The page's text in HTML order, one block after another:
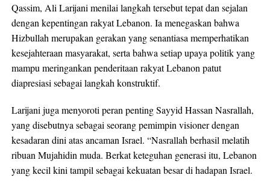
Qassim, Ali Larijani menilai langkah tersebut tepat dan sejalan
dengan kepentingan rakyat Lebanon. Ia menegaskan bahwa
Hizbullah merupakan gerakan yang senantiasa memperhatikan
kesejahteraan masyarakat, serta bahwa setiap upaya politik yang
mampu meringankan penderitaan rakyat Lebanon patut
diapresiasi sebagai langkah konstruktif.
Larijani juga menyoroti peran penting Sayyid Hassan Nasrallah,
yang disebutnya sebagai seorang pemimpin visioner dengan
kesadaran dini atas ancaman Israel. “Nasrallah berhasil melatih
ribuan Mujahidin muda. Berkat keteguhan generasi itu, Lebanon
yang kecil kini tampil sebagai kekuatan besar di hadapan Israel.